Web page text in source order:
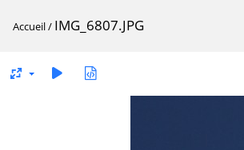
Accueil/ IMG_6807.JPG